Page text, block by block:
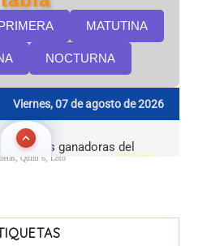
Quini 6, Loto